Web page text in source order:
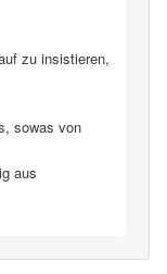
zu insistieren,
sowas von
aus